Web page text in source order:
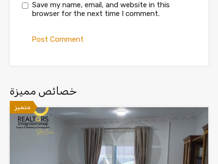
Save my name, email, and website in this
browser for the next time I comment.
خصائص مميزة
متميز